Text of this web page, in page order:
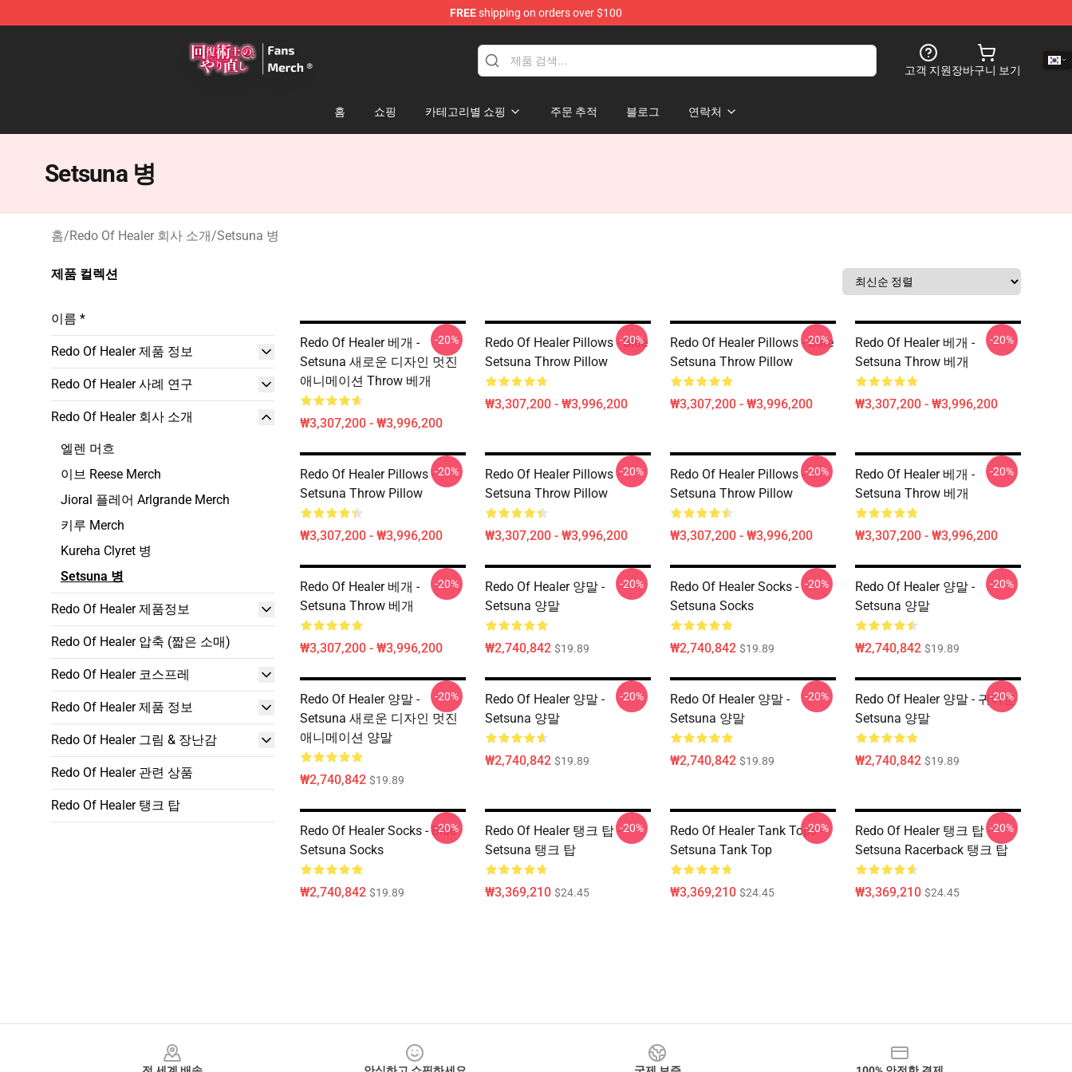
FREEshipping on orders over $100
고객 지원장바구니 보기
홈 쇼핑 카테고리별 쇼핑 주문 추적 블로그 연락처
Setsuna 병
홈/Redo Of Healer 회사 소개/Setsuna 병
제품 컬렉션
이름 *
Redo Of Healer 제품 정보
Redo Of Healer 사례 연구
Redo Of Healer 회사 소개
엘렌 머흐
이브 Reese Merch
Jioral 플레어 Arlgrande Merch
키루 Merch
Kureha Clyret 병
Setsuna 병
Redo Of Healer 제품정보
Redo Of Healer 압축 (짧은 소매)
Redo Of Healer 코스프레
Redo Of Healer 제품 정보
Redo Of Healer 그림 & 장난감
Redo Of Healer 관련 상품
Redo Of Healer 탱크 탑
Redo Of Healer 베개 -
Setsuna 새로운 디자인 멋진
애니메이션 Throw 베개
₩3,307,200 - ₩3,996,200
-20%
Redo Of Healer Pillows - Blue
Setsuna Throw Pillow
₩3,307,200 - ₩3,996,200
-20%
Redo Of Healer Pillows - Cute
Setsuna Throw Pillow
₩3,307,200 - ₩3,996,200
-20%
Redo Of Healer 베개 -
Setsuna Throw 베개
₩3,307,200 - ₩3,996,200
-20%
Redo Of Healer Pillows -
Setsuna Throw Pillow
₩3,307,200 - ₩3,996,200
-20%
Redo Of Healer Pillows -
Setsuna Throw Pillow
₩3,307,200 - ₩3,996,200
-20%
Redo Of Healer Pillows -
Setsuna Throw Pillow
₩3,307,200 - ₩3,996,200
-20%
Redo Of Healer 베개 -
Setsuna Throw 베개
₩3,307,200 - ₩3,996,200
-20%
Redo Of Healer 베개 -
Setsuna Throw 베개
₩3,307,200 - ₩3,996,200
-20%
Redo Of Healer 양말 -
Setsuna 양말
₩2,740,842 $19.89
-20%
Redo Of Healer Socks -
Setsuna Socks
₩2,740,842 $19.89
-20%
Redo Of Healer 양말 -
Setsuna 양말
₩2,740,842 $19.89
-20%
Redo Of Healer 양말 -
Setsuna 새로운 디자인 멋진
애니메이션 양말
₩2,740,842 $19.89
-20%
Redo Of Healer 양말 -
Setsuna 양말
₩2,740,842 $19.89
-20%
Redo Of Healer 양말 -
Setsuna 양말
₩2,740,842 $19.89
-20%
Redo Of Healer 양말 - 귀여운
Setsuna 양말
₩2,740,842 $19.89
-20%
Redo Of Healer Socks - Blue
Setsuna Socks
₩2,740,842 $19.89
-20%
Redo Of Healer 탱크 탑 -
Setsuna 탱크 탑
₩3,369,210 $24.45
-20%
Redo Of Healer Tank Tops -
Setsuna Tank Top
₩3,369,210 $24.45
-20%
Redo Of Healer 탱크 탑 -
Setsuna Racerback 탱크 탑
₩3,369,210 $24.45
-20%